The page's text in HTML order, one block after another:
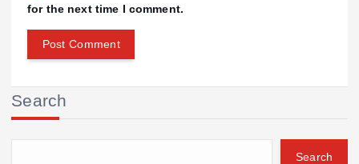
for the next time I comment.
Search
Search